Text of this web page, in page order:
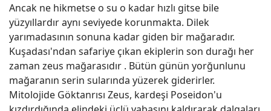
Ancak ne hikmetse o su o kadar hızlı gitse bile
yüzyıllardır aynı seviyede korunmakta. Dilek
yarımadasının sonuna kadar giden bir mağaradır.
Kuşadası'ndan safariye çıkan ekiplerin son durağı her
zaman zeus mağarasıdır . Bütün günün yorğunlunu
mağaranın serin sularında yüzerek giderirler.
Mitolojide Göktanrısı Zeus, kardeşi Poseidon'u